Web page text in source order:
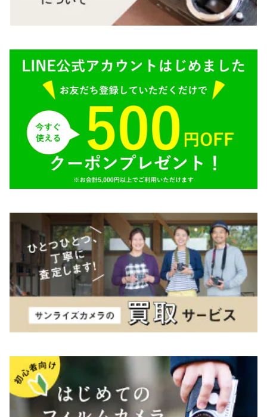
SONY（ソニー）
SIGMA（シグマ）
Tokina（トキナー）
TAMRON（タムロン）
K&F（ケーアンドエフ）
その他
AR（コニカ）
O（その他）